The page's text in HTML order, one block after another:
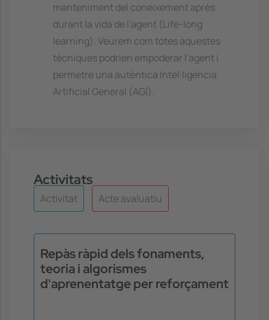
manteniment del coneixement après
durant la vida de l'agent (Life-long
learning). Veurem com totes aquestes
tècniques podrien empoderar l'agent i
permetre una autèntica Intel·ligència
Artificial General (AGI).
Activitats
Activitat Acte avaluatiu
Repàs ràpid dels fonaments,
teoria i algorismes
d'aprenentatge per reforçament